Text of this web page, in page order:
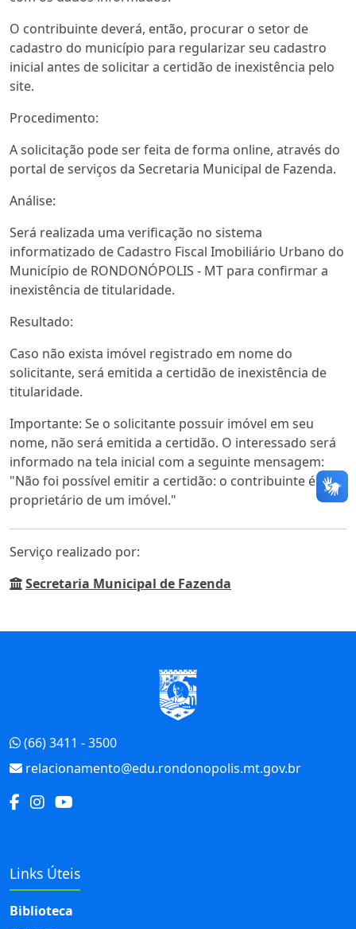
O contribuinte deverá, então, procurar o setor de
cadastro do município para regularizar seu cadastro
inicial antes de solicitar a certidão de inexistência pelo
site.
Procedimento:
A solicitação pode ser feita de forma online, através do
portal de serviços da Secretaria Municipal de Fazenda.
Análise:
Será realizada uma verificação no sistema
informatizado de Cadastro Fiscal Imobiliário Urbano do
Município de RONDONÓPOLIS - MT para confirmar a
inexistência de titularidade.
Resultado:
Caso não exista imóvel registrado em nome do
solicitante, será emitida a certidão de inexistência de
titularidade.
Importante: Se o solicitante possuir imóvel em seu
nome, não será emitida a certidão. O interessado será
informado na tela inicial com a seguinte mensagem:
"Não foi possível emitir a certidão: o contribuinte é
proprietário de um imóvel."
Serviço realizado por:
Secretaria Municipal de Fazenda
(66) 3411 - 3500
relacionamento@edu.rondonopolis.mt.gov.br
Links Úteis
Biblioteca